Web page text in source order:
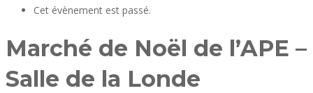
Cet évènement est passé.
Marché de Noël de l’APE –
Salle de la Londe